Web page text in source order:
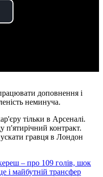
доповнення і
неминуча.
тільки в Арсеналі.
п'ятирічний контракт.
гравця в Лондон
– про 109 голів, шок
і майбутній трансфер